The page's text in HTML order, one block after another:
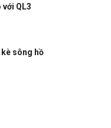
với QL3
kè sông hồ